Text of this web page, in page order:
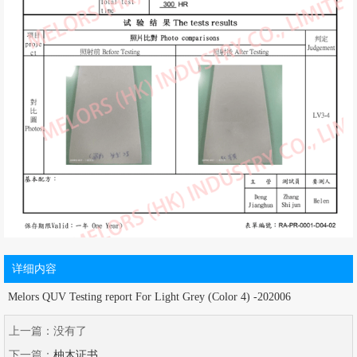
详细内容
Melors QUV Testing report For Light Grey (Color 4) -202006
上一篇： 没有了